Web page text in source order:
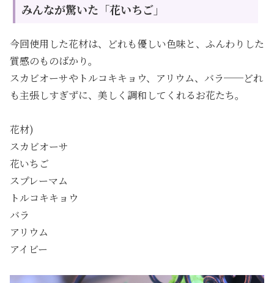
みんなが驚いた「花いちご」
今回使用した花材は、どれも優しい色味と、ふんわりした
質感のものばかり。
スカビオーサやトルコキキョウ、アリウム、バラ──どれ
も主張しすぎずに、美しく調和してくれるお花たち。
花材)
スカビオーサ
花いちご
スプレーマム
トルコキキョウ
バラ
アリウム
アイビー